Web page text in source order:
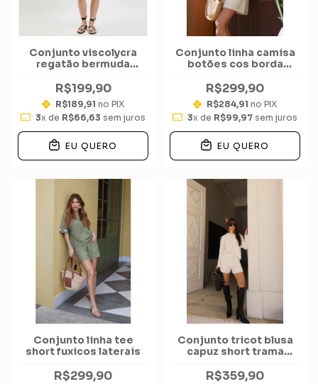
Conjunto viscolycra
regatão bermuda
R$199,90
R$189,91 no PIX
3x de R$66,63 sem juros
EU QUERO
Conjunto linha camisa
botões cos borda
R$299,90
R$284,91 no PIX
3x de R$99,97sem juros
EU QUERO
Conjunto linha tee
short fuxicos laterais
R$299,90
Conjunto tricot blusa
capuz short trama
R$359,90